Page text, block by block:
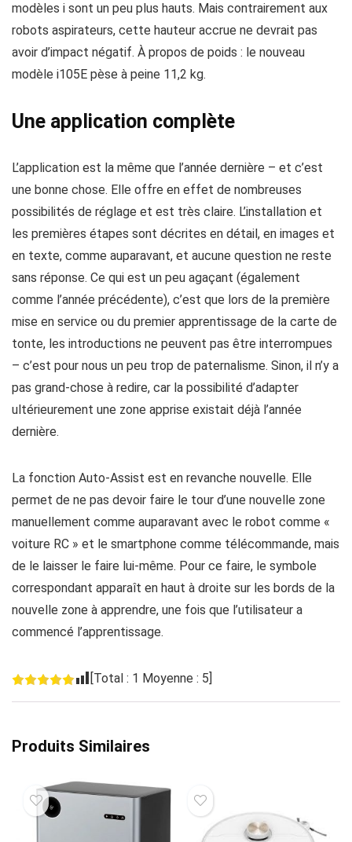
modèles i sont un peu plus hauts. Mais contrairement aux
robots aspirateurs, cette hauteur accrue ne devrait pas
avoir d’impact négatif. À propos de poids : le nouveau
modèle i105E pèse à peine 11,2 kg.
Une application complète
L’application est la même que l’année dernière – et c’est
une bonne chose. Elle offre en effet de nombreuses
possibilités de réglage et est très claire. L’installation et
les premières étapes sont décrites en détail, en images et
en texte, comme auparavant, et aucune question ne reste
sans réponse. Ce qui est un peu agaçant (également
comme l’année précédente), c’est que lors de la première
mise en service ou du premier apprentissage de la carte de
tonte, les introductions ne peuvent pas être interrompues
– c’est pour nous un peu trop de paternalisme. Sinon, il n’y a
pas grand-chose à redire, car la possibilité d’adapter
ultérieurement une zone apprise existait déjà l’année
dernière.
La fonction Auto-Assist est en revanche nouvelle. Elle
permet de ne pas devoir faire le tour d’une nouvelle zone
manuellement comme auparavant avec le robot comme «
voiture RC » et le smartphone comme télécommande, mais
de le laisser le faire lui-même. Pour ce faire, le symbole
correspondant apparaît en haut à droite sur les bords de la
nouvelle zone à apprendre, une fois que l’utilisateur a
commencé l’apprentissage.
[Total : 1 Moyenne : 5
Produits Similaires